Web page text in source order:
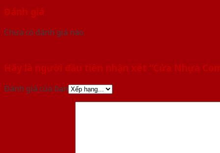
Đánh giá
Chưa có đánh giá nào.
Hãy là người đầu tiên nhận xét “Cửa Nhựa
Đánh giá của bạn